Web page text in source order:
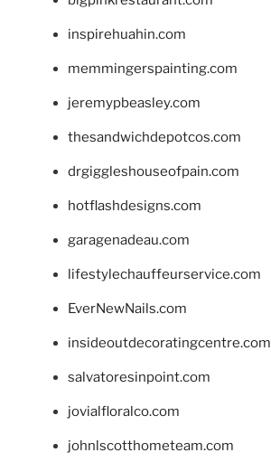
inspirehuahin.com
memmingerspainting.com
jeremypbeasley.com
thesandwichdepotcos.com
drgiggleshouseofpain.com
hotflashdesigns.com
garagenadeau.com
lifestylechauffeurservice.com
EverNewNails.com
insideoutdecoratingcentre.com
salvatoresinpoint.com
jovialfloralco.com
johnlscotthometeam.com